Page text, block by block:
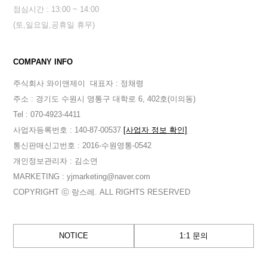
점심시간 : 13:00 ~ 14:00
(토,일요일,공휴일 휴무)
COMPANY INFO
주식회사 와이앤제이
대표자 : 정채령
주소 : 경기도 수원시 영통구 대학로 6, 402호(이의동)
Tel : 070-4923-4411
사업자등록번호 : 140-87-00537 [사업자 정보 확인]
통신판매신고번호 : 2016-수원영통-0542
개인정보관리자 : 김소연
MARKETING : yjmarketing@naver.com
COPYRIGHT ⓒ 랑스레. ALL RIGHTS RESERVED
NOTICE 1:1 문의